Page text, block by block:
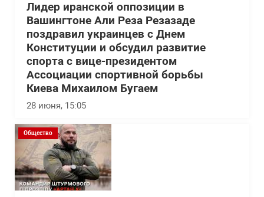
Лидер иранской оппозиции в
Вашингтоне Али Реза Резазаде
поздравил украинцев с Днем
Конституции и обсудил развитие
спорта с вице-президентом
Ассоциации спортивной борьбы
Киева Михаилом Бугаем
28 июня, 15:05
Общество